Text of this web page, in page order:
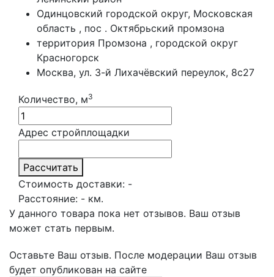
Одинцовский городской округ, Московская
область , пос . Октябрьский промзона
территория Промзона , городской округ
Красногорск
Москва, ул. 3-й Лихачёвский переулок, 8с27
Количество, м3
Адрес стройплощадки
Рассчитать
Стоимость доставки: -
Расстояние: - км.
У данного товара пока нет отзывов. Ваш отзыв
может стать первым.
Оставьте Ваш отзыв. После модерации Ваш отзыв
будет опубликован на сайте